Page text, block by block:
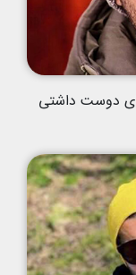
دوست داشتی